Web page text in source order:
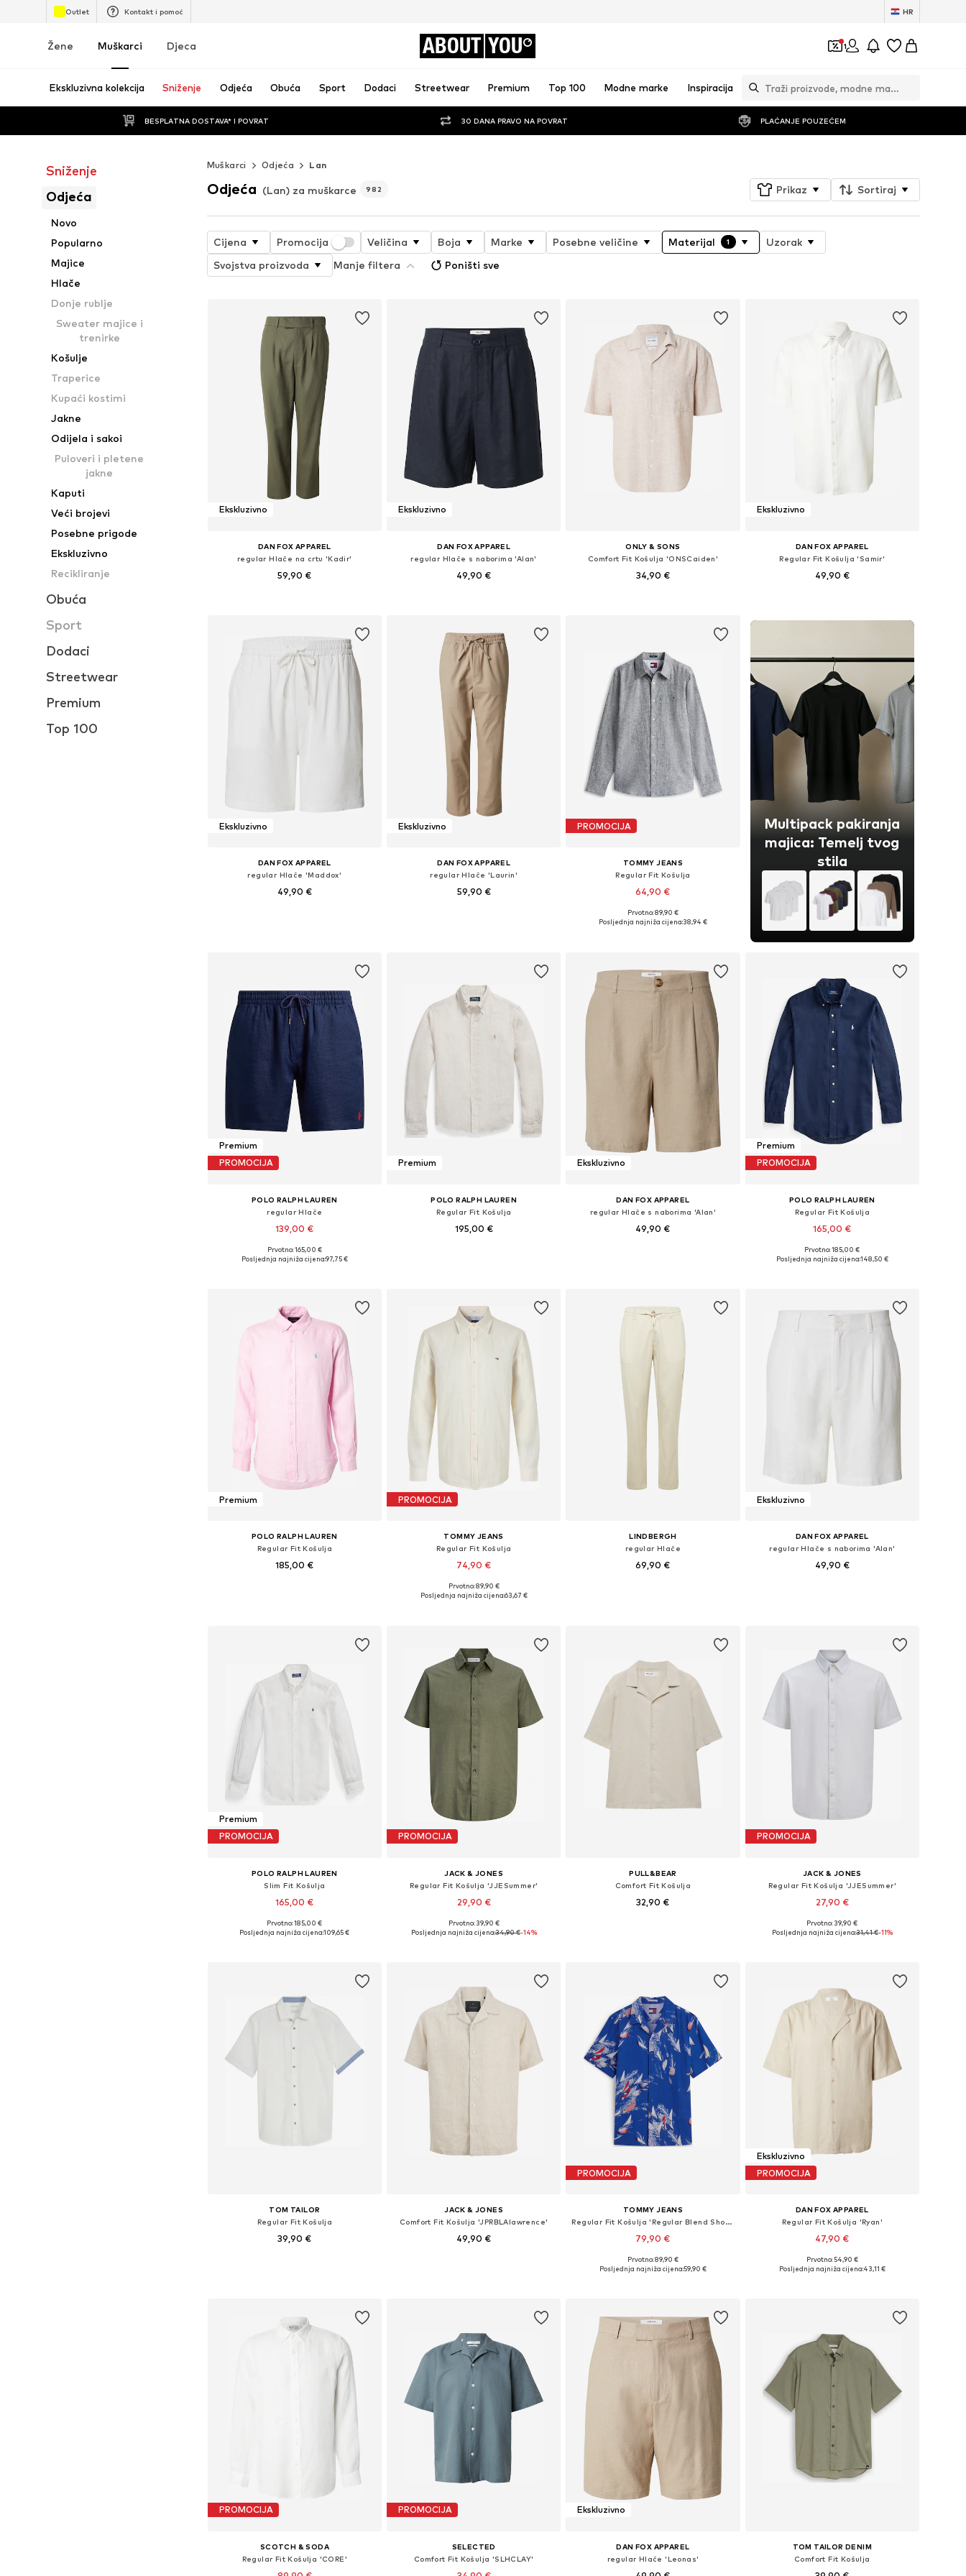
Outlet Kontakt i pomoć HR
Žene Muškarci Djeca ABOUT YOU 1
Ekskluzivna kolekcija Sniženje Odjeća Obuća Sport Dodaci Streetwear Premium Top 100 Modne marke Inspiracija
BESPLATNA DOSTAVA* I POVRAT 30 DANA PRAVO NA POVRAT PLAĆANJE POUZEĆEM
Sniženje
Odjeća
Novo
Popularno
Majice
Hlače
Donje rublje
Sweater majice i
trenirke
Košulje
Traperice
Kupaći kostimi
Jakne
Odijela i sakoi
Puloveri i pletene
jakne
Kaputi
Veći brojevi
Posebne prigode
Ekskluzivno
Recikliranje
Obuća
Sport
Dodaci
Streetwear
Premium
Top 100
Muškarci Odjeća Lan
Odjeća (Lan) za muškarce 982 Prikaz Sortiraj
Cijena Promocija Veličina Boja Marke Posebne veličine Materijal 1
Uzorak
Svojstva proizvoda
Manje filtera Poništi sve
Ekskluzivno
DAN FOX APPAREL
regular Hlače na crtu 'Kadir'
59,90 €
Ekskluzivno
DAN FOX APPAREL
regular Hlače s naborima 'Alan'
49,90 €
ONLY & SONS
Comfort Fit Košulja 'ONSCaiden'
34,90 €
Ekskluzivno
DAN FOX APPAREL
Regular Fit Košulja 'Samir'
49,90 €
Dodaj u košaricu
Ekskluzivno
DAN FOX APPAREL
regular Hlače 'Maddox'
49,90 €
Ekskluzivno
DAN FOX APPAREL
regular Hlače 'Laurin'
59,90 €
PROMOCIJA
TOMMY JEANS
Regular Fit Košulja
64,90 €
+ 1
Dostupne veličine: S, M, L, XXL
Prvotno: 89,90 €
Posljednja najniža cijena:38,94 €
Multipack pakiranja
majica: Temelj tvog
stila
Premium
PROMOCIJA
POLO RALPH LAUREN
regular Hlače
139,00 €
Dostupno u više veličina
Prvotno: 165,00 €
Posljednja najniža cijena:97,75 €
Premium
POLO RALPH LAUREN
Regular Fit Košulja
195,00 €
Ekskluzivno
DAN FOX APPAREL
regular Hlače s naborima 'Alan'
49,90 €
Premium
PROMOCIJA
POLO RALPH LAUREN
Regular Fit Košulja
165,00 €
+1
Dostupne veličine: XS, S, M, L, XL, XXL
Prvotno: 185,00 €
Posljednja najniža cijena:148,50 €
Premium
POLO RALPH LAUREN
Regular Fit Košulja
185,00 €
PROMOCIJA
TOMMY JEANS
Regular Fit Košulja
74,90 €
+ 1
Dostupne veličine: S, M, L, XL
Prvotno: 89,90 €
Posljednja najniža cijena:63,67 €
LINDBERGH
regular Hlače
69,90 €
Ekskluzivno
DAN FOX APPAREL
regular Hlače s naborima 'Alan'
49,90 €
Premium
PROMOCIJA
POLO RALPH LAUREN
Slim Fit Košulja
165,00 €
Dostupne veličine: XS, S, M, L, XL
Prvotno: 185,00 €
Posljednja najniža cijena:109,65 €
PROMOCIJA
JACK & JONES
Regular Fit Košulja 'JJESummer'
29,90 €
+ 2
Dostupne veličine: S, M, L, XL, XXL
Prvotno: 39,90 €
Posljednja najniža cijena:34,90 €-14%
PULL&BEAR
Comfort Fit Košulja
32,90 €
PROMOCIJA
JACK & JONES
Regular Fit Košulja 'JJESummer'
27,90 €
+ 2
Dostupne veličine: S, M, L, XL, XXL
Prvotno: 39,90 €
Posljednja najniža cijena:31,41 €-11%
TOM TAILOR
Regular Fit Košulja
39,90 €
JACK & JONES
Comfort Fit Košulja 'JPRBLAlawrence'
49,90 €
PROMOCIJA
TOMMY JEANS
Regular Fit Košulja 'Regular Blend Short Sleeve'
79,90 €
Dostupne veličine: M, L, XL
Prvotno: 89,90 €
Posljednja najniža cijena:59,90 €
Ekskluzivno
PROMOCIJA
DAN FOX APPAREL
Regular Fit Košulja 'Ryan'
47,90 €
+ 2
Dostupne veličine: S, M, L, XL, XXL
Prvotno: 54,90 €
Posljednja najniža cijena:43,11 €
PROMOCIJA
SCOTCH & SODA
Regular Fit Košulja 'CORE'
PROMOCIJA
SELECTED
Comfort Fit Košulja 'SLHCLAY'
Ekskluzivno
DAN FOX APPAREL
regular Hlače 'Leonas'
TOM TAILOR DENIM
Comfort Fit Košulja